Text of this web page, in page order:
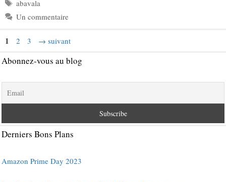
abavala
Un commentaire
Page
1 Page
2 Page
3 → suivant
Abonnez-vous au blog
Derniers Bons Plans
Amazon Prime Day 2023